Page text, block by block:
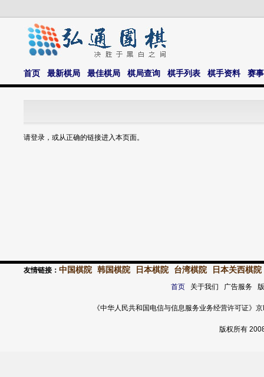
首页 最新棋局 最佳棋局 棋局查询 棋手列表 棋手资料 赛
请登录，或从正确的链接进入本页面。
友情链接： 中国棋院 韩国棋院 日本棋院 台湾棋院 日本关西棋院
首页关于我们 广告服务
《中华人民共和国电信与信息服务业务经营许可证
版权所有